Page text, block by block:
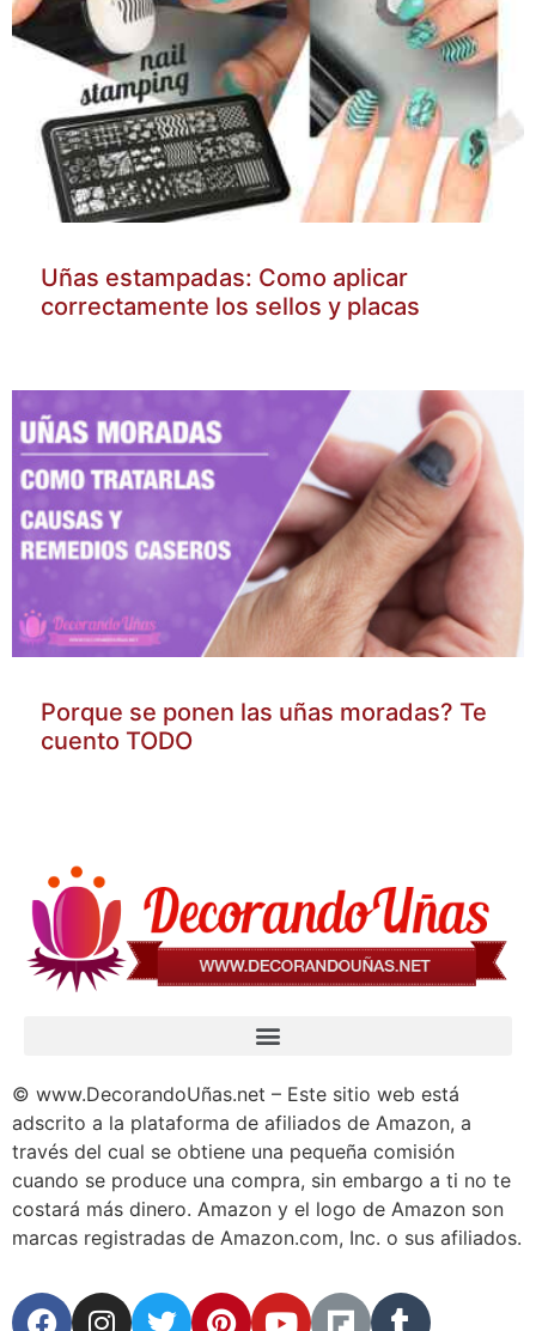
Uñas estampadas: Como aplicar
correctamente los sellos y placas
Porque se ponen las uñas moradas? Te
cuento TODO
© www.DecorandoUñas.net – Este sitio web está
adscrito a la plataforma de afiliados de Amazon, a
través del cual se obtiene una pequeña comisión
cuando se produce una compra, sin embargo a ti no te
costará más dinero. Amazon y el logo de Amazon son
marcas registradas de Amazon.com, Inc. o sus afiliados.